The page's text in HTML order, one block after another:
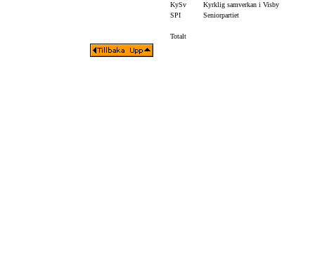
KySv
Kyrklig samverkan i Visby
SPI
Seniorpartiet
Totalt